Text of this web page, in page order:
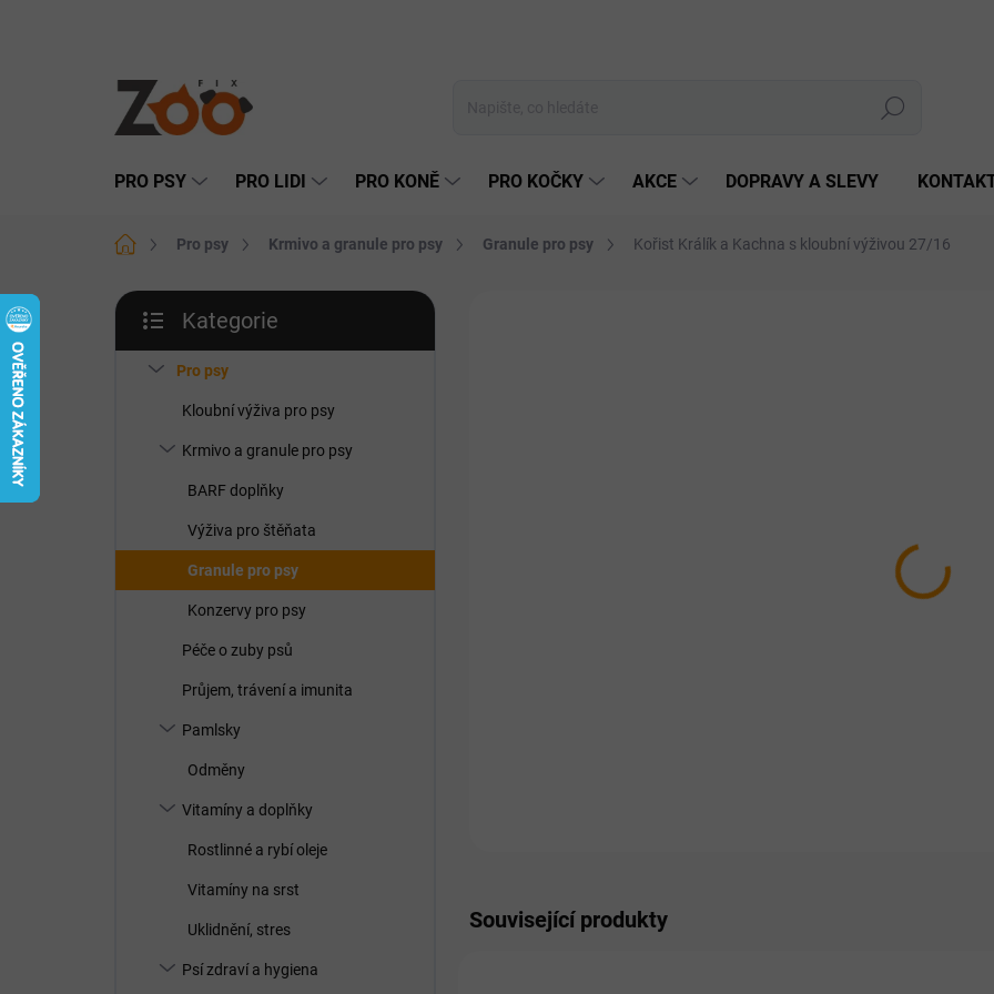
Hledat
PRO PSY PRO LIDI PRO KONĚ PRO KOČKY AKCE DOPRAVY A SLEVY
Domů Pro psy Krmivo a granule pro psy Granule pro psy Kořist Králík a Kachna s kloubní výživou 27/16
P
s
a
e
kategorie
Kategorie
Pro psy
Kloubní výživa pro psy
Krmivo a granule pro psy
BARF doplňky
Výživa pro štěňata
Granule pro psy
Konzervy pro psy
Péče o zuby psů
Průjem, trávení a imunita
Pamlsky
Odměny
Vitamíny a doplňky
Rostlinné a rybí oleje
Vitamíny na srst
Uklidnění, stres
Psí zdraví a hygiena
Související produkty